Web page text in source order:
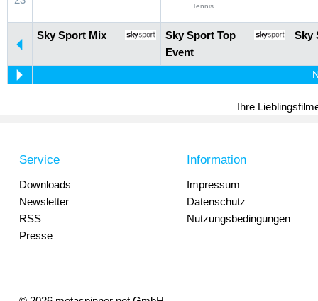
Tennis
Sky Sport Mix
Sky Sport Top
Event
Sky
Ihre
Service
Downloads
Newsletter
RSS
Presse
Information
Impressum
Datenschutz
Nutzungsbedingungen